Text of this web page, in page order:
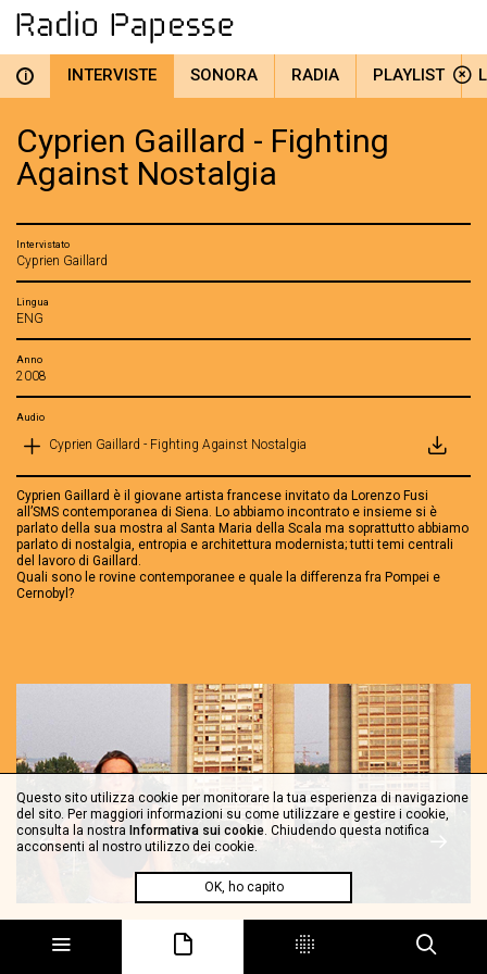
i INTERVISTE SONORA RADIA PLAYLIST
Cyprien Gaillard - Fighting
Against Nostalgia
Intervistato
Cyprien Gaillard
Lingua
ENG
Anno
2008
Audio
Cyprien Gaillard - Fighting Against Nostalgia
Cyprien Gaillard è il giovane artista francese invitato da Lorenzo Fusi
all’SMS contemporanea di Siena. Lo abbiamo incontrato e insieme si è
parlato della sua mostra al Santa Maria della Scala ma soprattutto abbiamo
parlato di nostalgia, entropia e architettura modernista; tutti temi centrali
del lavoro di Gaillard.
Quali sono le rovine contemporanee e quale la differenza fra Pompei e
Cernobyl?
Questo sito utilizza cookie per monitorare la tua esperienza di navigazione
del sito. Per maggiori informazioni su come utilizzare e gestire i cookie,
consulta la nostra Informativa sui cookie. Chiudendo questa notifica
acconsenti al nostro utilizzo dei cookie.
OK, ho capito